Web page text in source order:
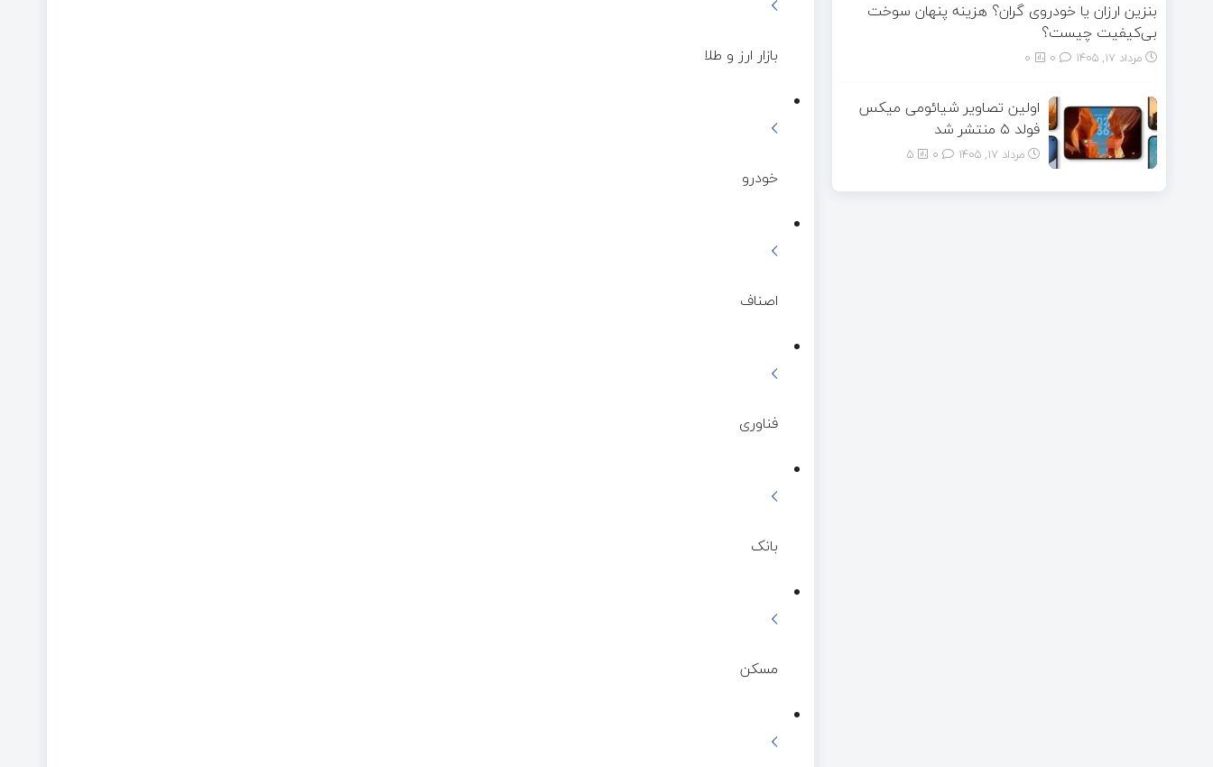
بازار ارز و طلا
خودرو
اصناف
فناوری
بانک
مسکن
بنزین ارزان یا خودروی گران؟ هزینه پنهان سوخت
بی‌کیفیت چیست؟
مرداد ۱۷, ۱۴۰۵ 0
اولین تصاویر شیائومی میکس
فولد ۵ منتشر شد
مرداد ۱۷, ۱۴۰۵ 5